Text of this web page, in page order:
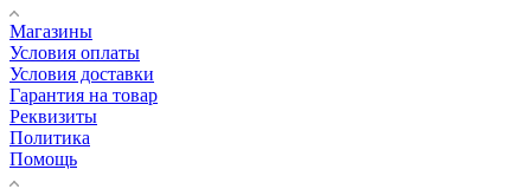
Магазины
Условия оплаты
Условия доставки
Гарантия на товар
Реквизиты
Политика
Помощь